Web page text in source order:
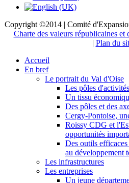
Copyright ©2014 | Comité
Charte des valeurs républicaines et
| Plan du
Accueil
En bref
Le portrait du Val d'Oise
Les pôles
Un tissu
Des pôles et des
Cergy-Pontoise,
Roissy CDG et
opportunités
Des outils
au développement
Les infrastructures
Les entreprises
Un jeune